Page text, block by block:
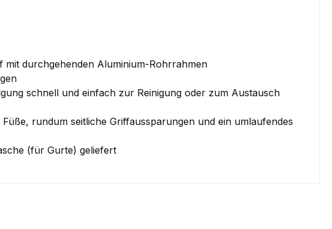
mit durchgehenden Aluminium-Rohrrahmen
schnell und einfach zur Reinigung oder zum Austausch
rundum seitliche Griffaussparungen und ein umlaufendes
(für Gurte) geliefert